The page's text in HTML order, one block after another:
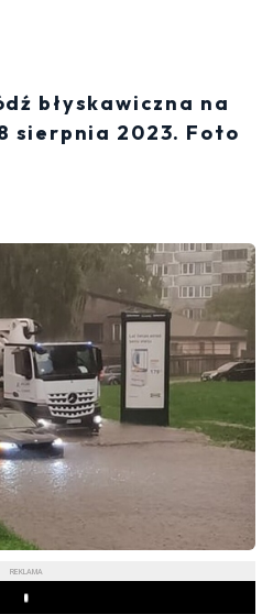
błyskawiczna na
sierpnia 2023. Foto
REKLAMA
Play